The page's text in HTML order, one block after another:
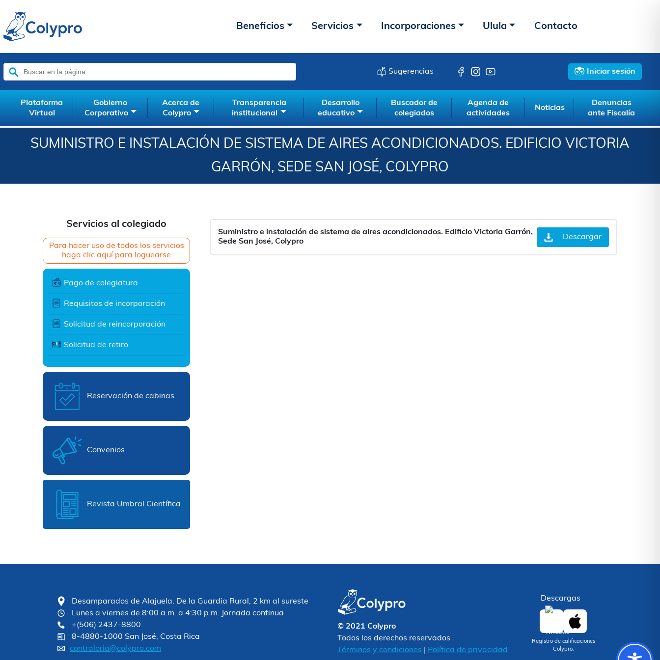
Beneficios Servicios Incorporaciones Ulula Contacto
Buscar:
Sugerencias Iniciar sesión
Plataforma
Virtual
Gobierno
Corporativo
Acerca de
Colypro
Transparencia
institucional
Desarrollo
educativo
Buscador de
colegiados
Agenda de
actividades
Noticias
Denuncias
ante Fiscalía
SUMINISTRO E INSTALACIÓN DE SISTEMA DE AIRES ACONDICIONADOS. EDIFICIO VICTORIA
GARRÓN, SEDE SAN JOSÉ, COLYPRO
Servicios al colegiado
Para hacer uso de todos los servicios
haga clic aquí para loguearse
Pago de colegiatura
Requisitos de incorporación
Solicitud de reincorporación
Solicitud de retiro
Reservación de cabinas
Convenios
Revista Umbral Científica
Suministro e instalación de sistema de aires acondicionados. Edificio Victoria Garrón,
Sede San José, Colypro
Descargar
Desamparados de Alajuela. De la Guardia Rural, 2 km al sureste
Lunes a viernes de 8:00 a.m. a 4:30 p.m. Jornada continua
+(506) 2437-8800
8-4880-1000 San José, Costa Rica
contraloria@colypro.com
© 2021 Colypro
Todos los derechos reservados
Términos y condiciones
Política de privacidad
Descargas
Registro de calificaciones
Colypro.